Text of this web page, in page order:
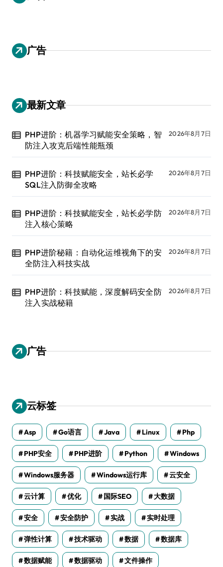
广告
最新文章
PHP进阶：机器学习赋能安全策略，智
防注入攻克后端性能瓶颈
2026年8月7日
PHP进阶：科技赋能安全，站长必学
SQL注入防御全攻略
2026年8月7日
PHP进阶：科技赋能安全，站长必学防
注入核心策略
2026年8月7日
PHP进阶秘籍：自动化运维视角下的安
全防注入科技实战
2026年8月7日
PHP进阶：科技赋能，深度解码安全防
注入实战秘籍
2026年8月7日
广告
云标签
Asp Go语言 Java Linux Php
PHP安全 PHP进阶 Python Windows
Windows服务器 Windows运行库 云安全
云计算 优化 国际SEO 大数据
安全 安全防护 实战 实时处理
弹性计算 技术驱动 数据 数据库
数据赋能 数据驱动 文件操作